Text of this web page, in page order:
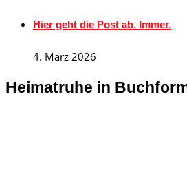
Hier geht die Post ab. Immer.
4. März 2026
Heimatruhe in